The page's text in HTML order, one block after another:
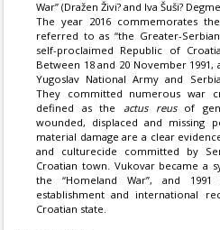
War” (Dražen Živi? and Iva Šuši?
The year 2016 commemorates
referred to as “the Greater-
self-proclaimed Republic of
Between 18 and 20 November
Yugoslav National Army and
They committed numerous war
defined as the actus reusof
wounded, displaced and missing
material damage are a clear
and culturecide committed by
Croatian town. Vukovar became a
the “Homeland War”, and
establishment and international
Croatian state.